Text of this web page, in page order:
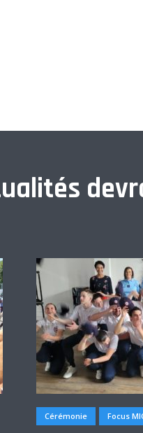
Cérémonie Focus